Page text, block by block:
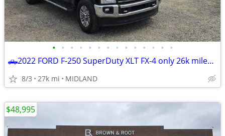
• • • • • • • • • • • • • •
🛻2022 FORD F-250 SuperDuty XLT FX-4 only 26k miles *BEST DEAL ZERO GAMES *☎
8/3 27k mi MIDLAND
$48,995